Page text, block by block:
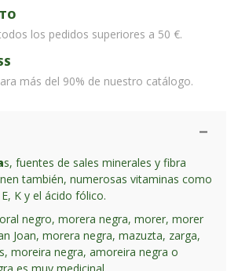
los pedidos superiores a 50 €.
más del 90% de nuestro catálogo.
s, fuentes de sales minerales y fibra
también, numerosas vitaminas como
K y el ácido fólico.
negro, morera negra, morer, morer
Joan, morera negra, mazuzta, zarga,
moreira negra, amoreira negra o
es muy medicinal.